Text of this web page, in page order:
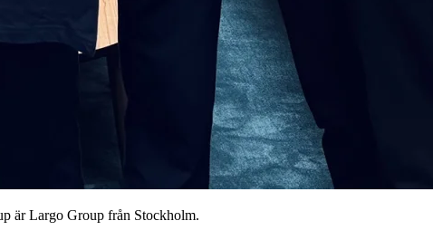
är Largo Group från Stockholm.